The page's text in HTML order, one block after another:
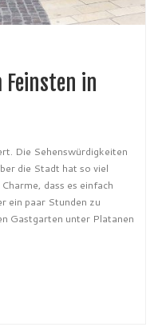
Feinsten in
Die Sehenswürdigkeiten
die Stadt hat so viel
dass es einfach
ein paar Stunden zu
Gastgarten unter Platanen